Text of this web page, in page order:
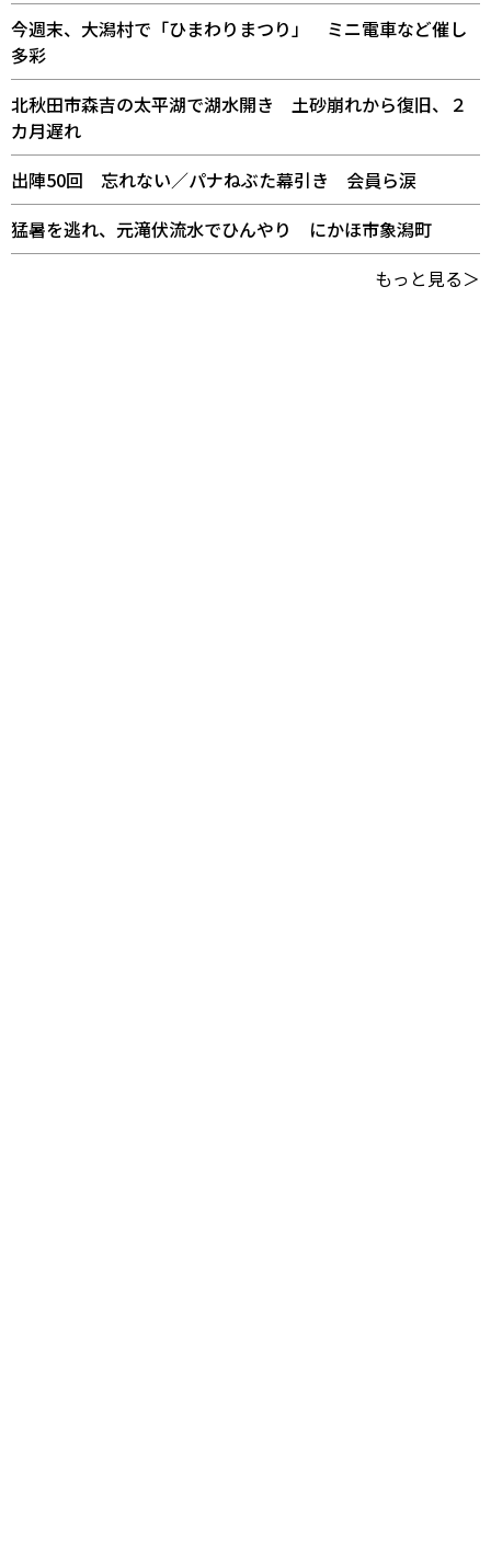
今週末、大潟村で「ひまわりまつり」 ミニ電車など催し
多彩
北秋田市森吉の太平湖で湖水開き 土砂崩れから復旧、２
カ月遅れ
出陣50回 忘れない／パナねぶた幕引き 会員ら涙
猛暑を逃れ、元滝伏流水でひんやり にかほ市象潟町
もっと見る＞